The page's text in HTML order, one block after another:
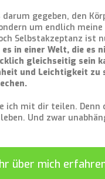
gegeben, den
um endlich meine
Selbstakzeptanz ist
in einer Welt, die es
gleichseitig sein
und Leichtigkeit zu
ich mit dir teilen.
Und zwar
über mich